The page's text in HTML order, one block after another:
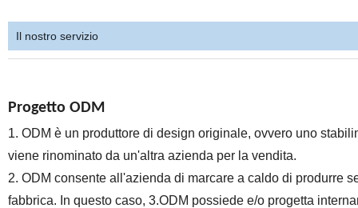
Il nostro servizio
Progetto ODM
1. ODM è un produttore di design originale, ovvero uno
viene rinominato da un'altra azienda per la vendita.
2. ODM consente all'azienda di marcare a caldo di produrre
fabbrica. In questo caso, 3.ODM possiede e/o progetta